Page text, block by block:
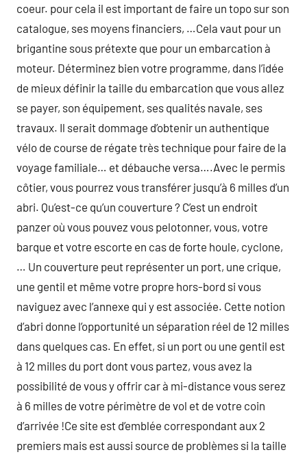
coeur. pour cela il est important de faire un topo sur son
catalogue, ses moyens financiers, …Cela vaut pour un
brigantine sous prétexte que pour un embarcation à
moteur. Déterminez bien votre programme, dans l’idée
de mieux définir la taille du embarcation que vous allez
se payer, son équipement, ses qualités navale, ses
travaux. Il serait dommage d’obtenir un authentique
vélo de course de régate très technique pour faire de la
voyage familiale… et débauche versa….Avec le permis
côtier, vous pourrez vous transférer jusqu’à 6 milles d’un
abri. Qu’est-ce qu’un couverture ? C’est un endroit
panzer où vous pouvez vous pelotonner, vous, votre
barque et votre escorte en cas de forte houle, cyclone,
… Un couverture peut représenter un port, une crique,
une gentil et même votre propre hors-bord si vous
naviguez avec l’annexe qui y est associée. Cette notion
d’abri donne l’opportunité un séparation réel de 12 milles
dans quelques cas. En effet, si un port ou une gentil est
à 12 milles du port dont vous partez, vous avez la
possibilité de vous y offrir car à mi-distance vous serez
à 6 milles de votre périmètre de vol et de votre coin
d’arrivée !Ce site est d’emblée correspondant aux 2
premiers mais est aussi source de problèmes si la taille